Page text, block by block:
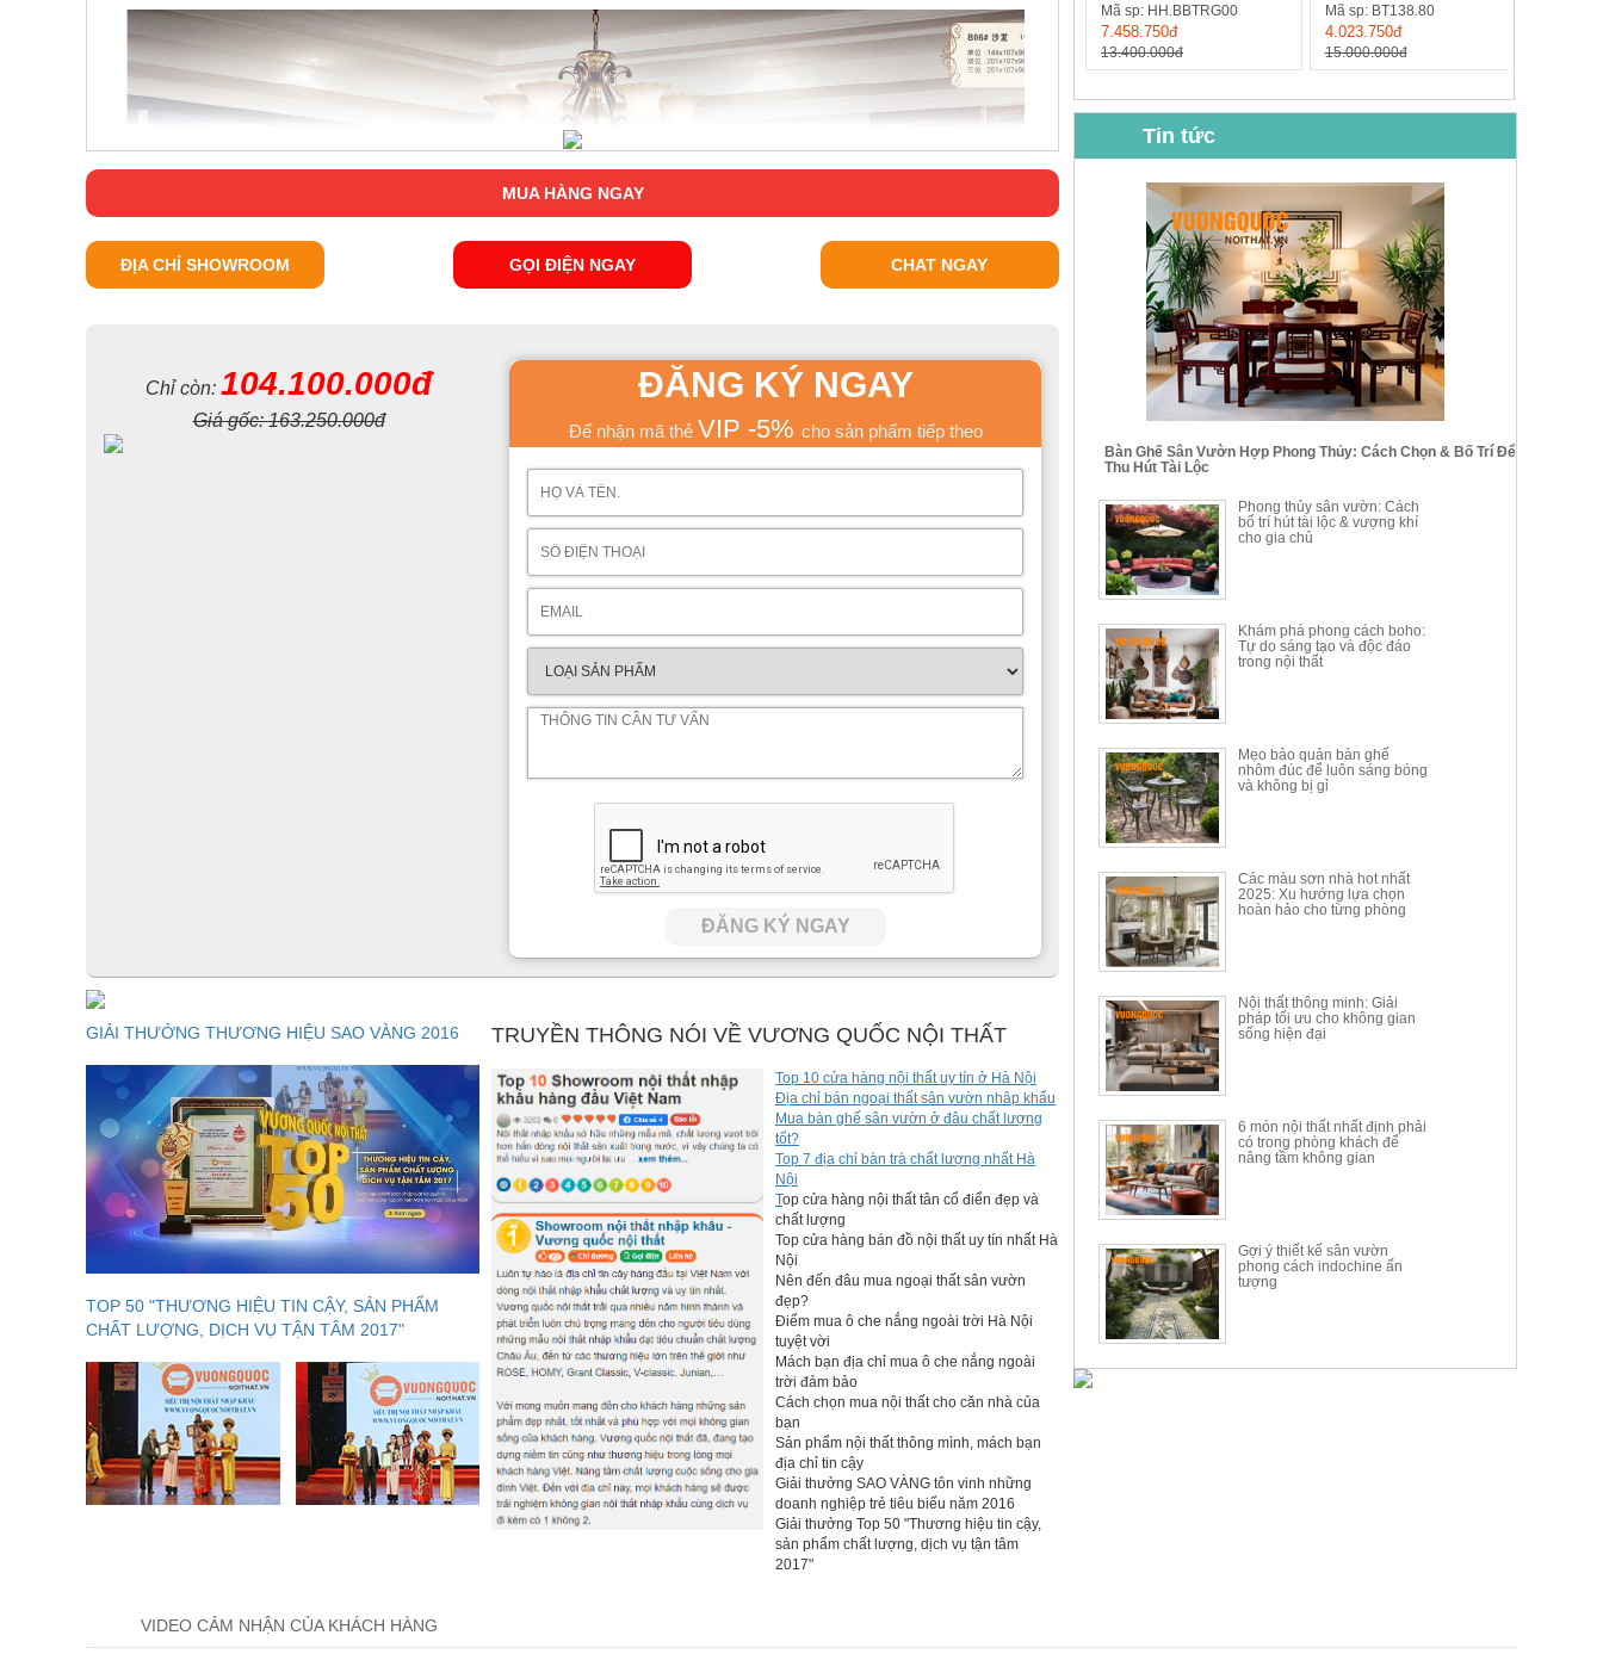
Gỗ mun được ứng dụng thiết kế sản phẩm này giúp tăng giá trị cho bộ sofa phòng khách. Ngoài ra, gỗ mun khi được
xử lý kỹ, trong quá trình sử dụng sẽ không bị cong vênh cũng như càng sử dụng lâu thì gỗ càng bóng. Vương Quốc Nội
Thất cho bạn gợi ý là nên vệ sinh sản phẩm thường xuyên để giữ được độ bền cũng như tính thẩm mỹ của sản phẩm.
MUA HÀNG NGAY
ĐỊA CHỈ SHOWROOM GỌI ĐIỆN NGAY CHAT NGAY
Chỉ còn: 104.100.000đ
Giá gốc:163.250.000đ
ĐĂNG KÝ NGAY
Để nhận mã thẻ VIP -5% cho sản phẩm tiếp theo
ĐĂNG KÝ NGAY
GIẢI THƯỞNG THƯƠNG HIỆU SAO VÀNG 2016
TOP 50 "THƯƠNG HIỆU TIN CẬY, SẢN PHẨM
CHẤT LƯỢNG, DỊCH VỤ TẬN TÂM 2017"
TRUYỀN THÔNG NÓI VỀ VƯƠNG QUỐC NỘI THẤT
Top 10 cửa hàng nội thất uy tín ở Hà Nội
Địa chỉ bán ngoại thất sân vườn nhâp khẩu
Mua bàn ghế sân vườn ở đâu chất lượng
tốt?
Top 7 địa chỉ bàn trà chất lượng nhất Hà
Nội
Top cửa hàng nội thất tân cổ điển đẹp và
chất lượng
Top cửa hàng bán đồ nội thất uy tín nhất Hà
Nội
Nên đến đâu mua ngoại thất sân vườn
đẹp?
Điểm mua ô che nắng ngoài trời Hà Nội
tuyệt vời
Mách bạn địa chỉ mua ô che nắng ngoài
trời đảm bảo
Cách chọn mua nội thất cho căn nhà của
bạn
Sản phẩm nội thất thông mình, mách bạn
địa chỉ tin cậy
Giải thưởng SAO VÀNG tôn vinh những
doanh nghiệp trẻ tiêu biểu năm 2016
Giải thưởng Top 50 "Thương hiệu tin cậy,
sản phẩm chất lượng, dịch vụ tận tâm
2017"
Mã sp: HH.BBTRG00
7.458.750đ
13.400.000đ
Mã sp: BT138.80
4.023.750đ
15.000.000đ
BỘ BÀN GHẾ CAFE NHẬP
KHẨU CAO CẤP HOY7006
Mã sp: BT135
14.178.750đ
24.700.000đ
BỘ BÀN TRÀ GỖ TỰ NHIÊN
PHONG CÁCH TRUNG HOA
KIỂU MỚI...
Mã sp: BT138.80
20.250.000đ
39.150.000đ
BỘ BÀN TRÀ GỖ PHONG
CÁCH MỚI KẾT HỢP KHAY
NHÚNG TRÀ YDX
Mã sp: BT150.46
17.617.500đ
34.100.000đ
BỘ BÀN GHẾ CAFE KIỂU
DÁNG ĐƠN GIẢN HIỆN ĐẠI
HOY8010
BÀN GHẾ TRANG ĐIỂM
THÔNG MINH HIỆN ĐẠI
TÍCH HỢP SẠC...
Mã sp: HH.BTD08
6.510.000đ
BỘ BÀN ĂN ĐẢO MẶT ĐÁ
PHIẾN AK3699
Tin tức
Bàn Ghế Sân Vườn Hợp Phong Thủy: Cách Chọn & Bố Trí Để
Thu Hút Tài Lộc
Phong thủy sân vườn: Cách
bố trí hút tài lộc & vượng khí
cho gia chủ
Khám phá phong cách boho:
Tự do sáng tạo và độc đáo
trong nội thất
Mẹo bảo quản bàn ghế
nhôm đúc để luôn sáng bóng
và không bị gỉ
Các màu sơn nhà hot nhất
2025: Xu hướng lựa chọn
hoàn hảo cho từng phòng
Nội thất thông minh: Giải
pháp tối ưu cho không gian
sống hiện đại
6 món nội thất nhất định phải
có trong phòng khách để
nâng tầm không gian
Gợi ý thiết kế sân vườn
phong cách indochine ấn
tượng
VIDEO CẢM NHẬN CỦA KHÁCH HÀNG